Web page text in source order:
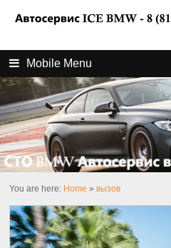
Mobile Menu
You are here: Home »вызов